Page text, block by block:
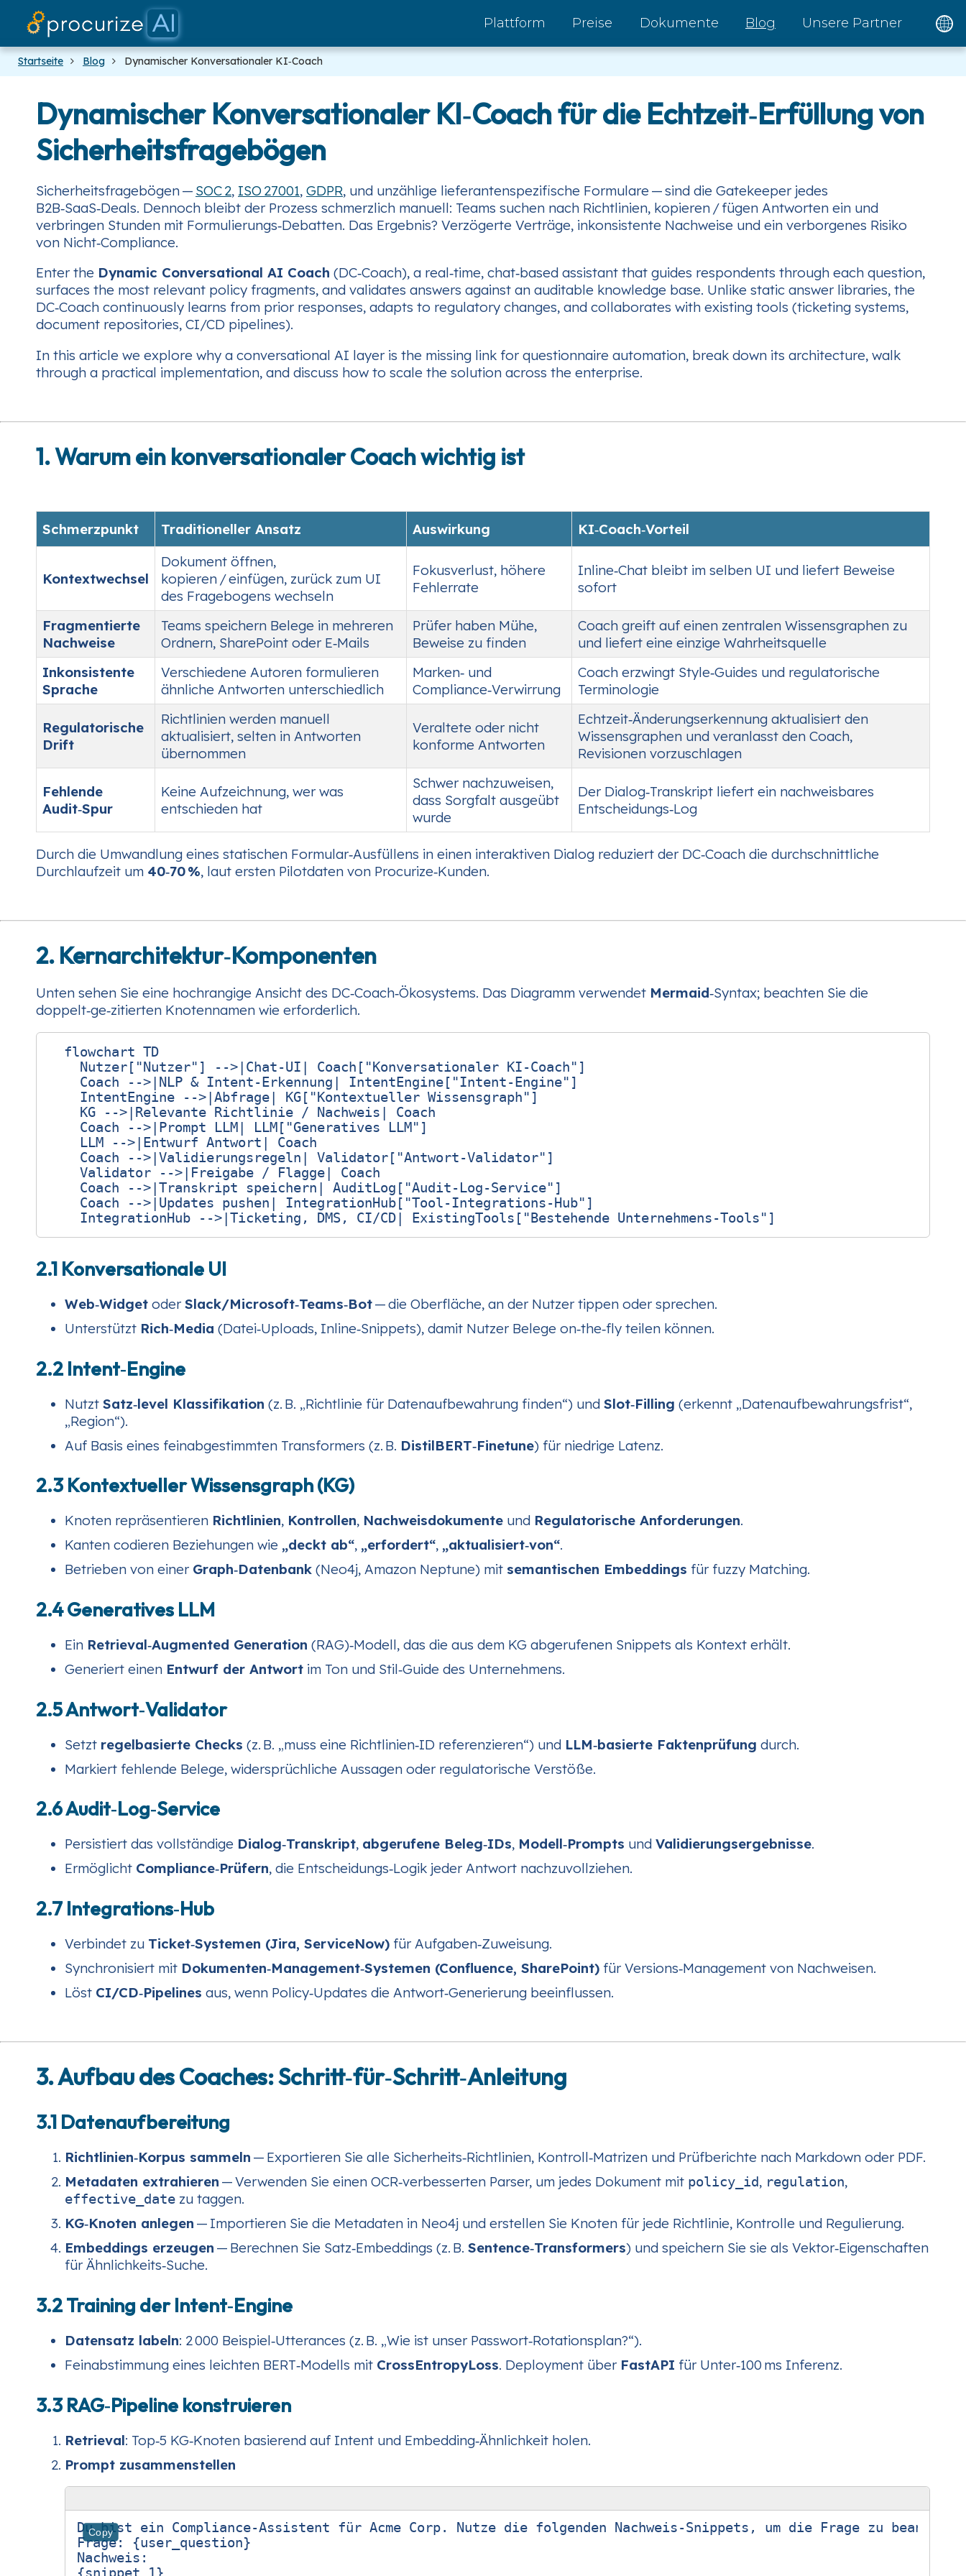
Plattform Preise Dokumente Blog Unsere Partner
Startseite Blog Dynamischer Konversationaler KI‑Coach
Dynamischer Konversationaler KI‑Coach für die Echtzeit‑Erfüllung von
Sicherheitsfragebögen
Sicherheitsfragebögen — SOC 2, ISO 27001, GDPR, und unzählige lieferantenspezifische Formulare — sind die Gatekeeper jedes
B2B‑SaaS‑Deals. Dennoch bleibt der Prozess schmerzlich manuell: Teams suchen nach Richtlinien, kopieren / fügen Antworten ein und
verbringen Stunden mit Formulierungs‑Debatten. Das Ergebnis? Verzögerte Verträge, inkonsistente Nachweise und ein verborgenes Risiko
von Nicht‑Compliance.
Enter the Dynamic Conversational AI Coach (DC‑Coach), a real‑time, chat‑based assistant that guides respondents through each question,
surfaces the most relevant policy fragments, and validates answers against an auditable knowledge base. Unlike static answer libraries, the
DC‑Coach continuously learns from prior responses, adapts to regulatory changes, and collaborates with existing tools (ticketing systems,
document repositories, CI/CD pipelines).
In this article we explore why a conversational AI layer is the missing link for questionnaire automation, break down its architecture, walk
through a practical implementation, and discuss how to scale the solution across the enterprise.
1. Warum ein konversationaler Coach wichtig ist
Schmerzpunkt Traditioneller Ansatz Auswirkung KI‑Coach‑Vorteil
Kontextwechsel
Dokument öffnen,
kopieren / einfügen, zurück zum UI
des Fragebogens wechseln
Fokusverlust, höhere
Fehlerrate
Inline‑Chat bleibt im selben UI und liefert Beweise
sofort
Fragmentierte
Nachweise
Teams speichern Belege in mehreren
Ordnern, SharePoint oder E‑Mails
Prüfer haben Mühe,
Beweise zu finden
Coach greift auf einen zentralen Wissensgraphen zu
und liefert eine einzige Wahrheitsquelle
Inkonsistente
Sprache
Verschiedene Autoren formulieren
ähnliche Antworten unterschiedlich
Marken‑ und
Compliance‑Verwirrung
Coach erzwingt Style‑Guides und regulatorische
Terminologie
Regulatorische
Drift
Richtlinien werden manuell
aktualisiert, selten in Antworten
übernommen
Veraltete oder nicht
konforme Antworten
Echtzeit‑Änderungserkennung aktualisiert den
Wissensgraphen und veranlasst den Coach,
Revisionen vorzuschlagen
Fehlende
Audit‑Spur
Keine Aufzeichnung, wer was
entschieden hat
Schwer nachzuweisen,
dass Sorgfalt ausgeübt
wurde
Der Dialog‑Transkript liefert ein nachweisbares
Entscheidungs‑Log
Durch die Umwandlung eines statischen Formular‑Ausfüllens in einen interaktiven Dialog reduziert der DC‑Coach die durchschnittliche
Durchlaufzeit um 40‑70 %, laut ersten Pilotdaten von Procurize‑Kunden.
2. Kernarchitektur‑Komponenten
Unten sehen Sie eine hochrangige Ansicht des DC‑Coach‑Ökosystems. Das Diagramm verwendet Mermaid‑Syntax; beachten Sie die
doppelt‑ge‑zitierten Knotennamen wie erforderlich.
  flowchart TD
    Nutzer["Nutzer"] -->|Chat‑UI| Coach["Konversationaler KI‑Coach"]
    Coach -->|NLP & Intent‑Erkennung| IntentEngine["Intent‑Engine"]
    IntentEngine -->|Abfrage| KG["Kontextueller Wissensgraph"]
    KG -->|Relevante Richtlinie / Nachweis| Coach
    Coach -->|Prompt LLM| LLM["Generatives LLM"]
    LLM -->|Entwurf Antwort| Coach
    Coach -->|Validierungsregeln| Validator["Antwort‑Validator"]
    Validator -->|Freigabe / Flagge| Coach
    Coach -->|Transkript speichern| AuditLog["Audit‑Log‑Service"]
    Coach -->|Updates pushen| IntegrationHub["Tool‑Integrations‑Hub"]
2.1 Konversationale UI
Web‑Widget oder Slack/Microsoft‑Teams‑Bot— die Oberfläche, an der Nutzer tippen oder sprechen.
Unterstützt Rich‑Media (Datei‑Uploads, Inline‑Snippets), damit Nutzer Belege on‑the‑fly teilen können.
2.2 Intent‑Engine
Nutzt Satz‑level Klassifikation (z. B. „Richtlinie für Datenaufbewahrung finden“) und Slot‑Filling (erkennt „Datenaufbewahrungsfrist“,
„Region“).
Auf Basis eines feinabgestimmten Transformers (z. B. DistilBERT‑Finetune) für niedrige Latenz.
2.3 Kontextueller Wissensgraph (KG)
Knoten repräsentieren Richtlinien, Kontrollen, Nachweisdokumente und Regulatorische Anforderungen.
Kanten codieren Beziehungen wie „deckt ab“, „erfordert“, „aktualisiert‑von“.
Betrieben von einer Graph‑Datenbank (Neo4j, Amazon Neptune) mit semantischen Embeddings für fuzzy Matching.
2.4 Generatives LLM
Ein Retrieval‑Augmented Generation (RAG)‑Modell, das die aus dem KG abgerufenen Snippets als Kontext erhält.
Generiert einen Entwurf der Antwort im Ton und Stil‑Guide des Unternehmens.
2.5 Antwort‑Validator
Setzt regelbasierte Checks (z. B. „muss eine Richtlinien‑ID referenzieren“) und LLM‑basierte Faktenprüfung durch.
Markiert fehlende Belege, widersprüchliche Aussagen oder regulatorische Verstöße.
2.6 Audit‑Log‑Service
Persistiert das vollständige Dialog‑Transkript, abgerufene Beleg‑IDs, Modell‑Prompts und Validierungsergebnisse.
Ermöglicht Compliance‑Prüfern, die Entscheidungs‑Logik jeder Antwort nachzuvollziehen.
2.7 Integrations‑Hub
Verbindet zu Ticket‑Systemen (Jira, ServiceNow) für Aufgaben‑Zuweisung.
Synchronisiert mit Dokumenten‑Management‑Systemen (Confluence, SharePoint) für Versions‑Management von Nachweisen.
Löst CI/CD‑Pipelines aus, wenn Policy‑Updates die Antwort‑Generierung beeinflussen.
3. Aufbau des Coaches: Schritt‑für‑Schritt‑Anleitung
3.1 Datenaufbereitung
Richtlinien‑Korpus sammeln — Exportieren Sie alle Sicherheits‑Richtlinien, Kontroll‑Matrizen und Prüfberichte nach Markdown oder PDF.
Metadaten extrahieren — Verwenden Sie einen OCR‑verbesserten Parser, um jedes Dokument mit policy_id, regulation,
effective_date zu taggen.
KG‑Knoten anlegen — Importieren Sie die Metadaten in Neo4j und erstellen Sie Knoten für jede Richtlinie, Kontrolle und Regulierung.
Embeddings erzeugen — Berechnen Sie Satz‑Embeddings (z. B. Sentence‑Transformers) und speichern Sie sie als Vektor‑Eigenschaften
für Ähnlichkeits‑Suche.
3.2 Training der Intent‑Engine
Datensatz labeln: 2 000 Beispiel‑Utterances (z. B. „Wie ist unser Passwort‑Rotationsplan?“).
Feinabstimmung eines leichten BERT‑Modells mit CrossEntropyLoss. Deployment über FastAPI für Unter‑100 ms Inferenz.
3.3 RAG‑Pipeline konstruieren
Retrieval: Top‑5 KG‑Knoten basierend auf Intent und Embedding‑Ähnlichkeit holen.
Prompt zusammenstellen
Copy
Du bist ein Compliance‑Assistent für Acme Corp. Nutze die folgenden Nachweis‑Snippets, um die Frage zu
Frage: {user_question}
Nachweis:
{snippet_1}